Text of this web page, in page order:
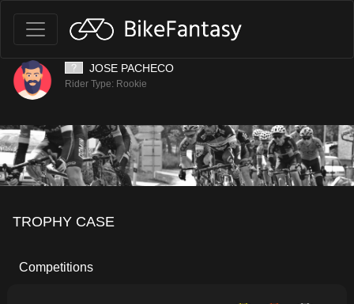
JOSE PACHECO
Rider Type: Rookie
TROPHY CASE
Competitions